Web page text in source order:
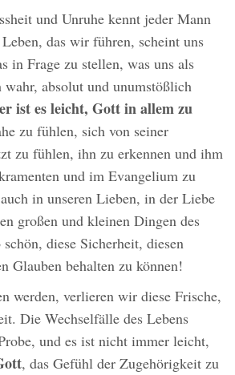
und Unruhe kennt jeder Mann
das wir führen, scheint uns
in Frage zu stellen, was uns als
absolut und unumstößlich
ist es leicht, Gott in allem zu
zu fühlen, sich von seiner
zu fühlen, ihn zu erkennen und ihm
und im Evangelium zu
in unseren Lieben, in der Liebe
großen und kleinen Dingen des
diese Sicherheit, diesen
Glauben behalten zu können!
werden, verlieren wir diese Frische,
Die Wechselfälle des Lebens
und es ist nicht immer leicht,
, das Gefühl der Zugehörigkeit zu